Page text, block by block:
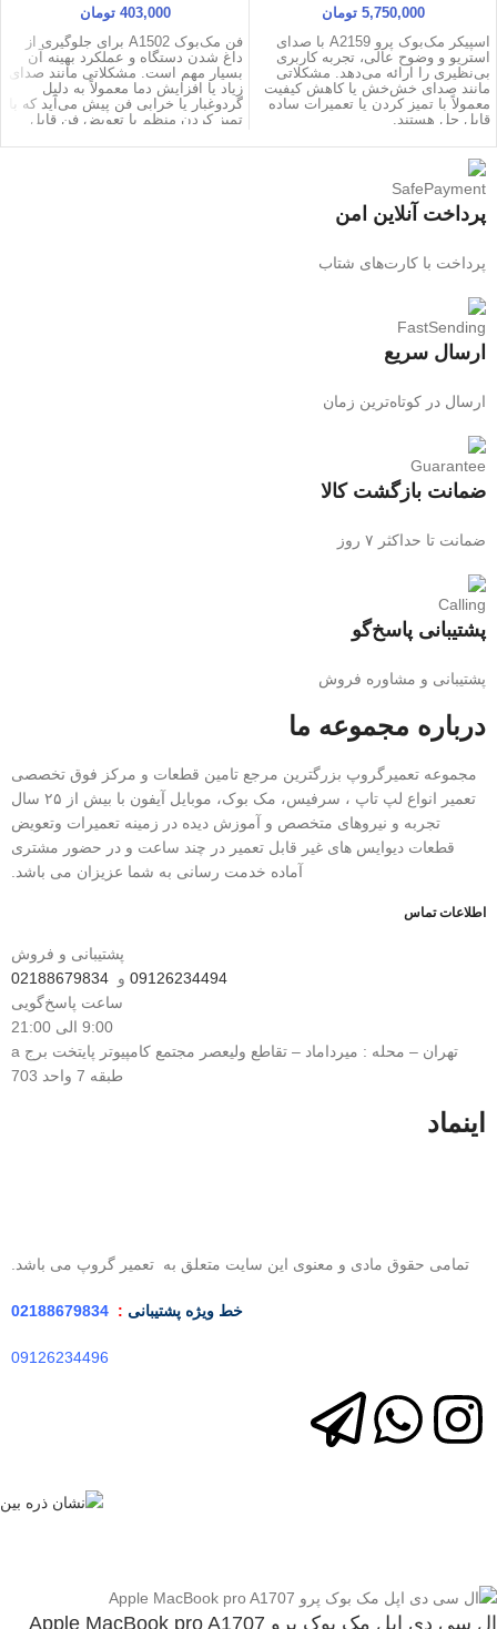
5,750,000 تومان
اسپیکر مک‌بوک پرو A2159 با صدای
استریو و وضوح عالی، تجربه کاربری
بی‌نظیری را ارائه می‌دهد. مشکلاتی
مانند صدای خش‌خش یا کاهش کیفیت
معمولاً با تمیز کردن یا تعمیرات ساده
قابل حل هستند.
403,000 تومان
فن مک‌بوک A1502 برای جلوگیری از
داغ شدن دستگاه و عملکرد بهینه آن
بسیار مهم است. مشکلاتی مانند صدای
زیاد یا افزایش دما معمولاً به دلیل
گردوغبار یا خرابی فن پیش می‌آید که با
تمیز کردن منظم یا تعویض فن قابل
پرداخت آنلاین امن
پرداخت با کارت‌های شتاب
ارسال سریع
ارسال در کوتاه‌ترین زمان
ضمانت بازگشت کالا
ضمانت تا حداکثر ۷ روز
پشتیبانی پاسخ‌گو
پشتیبانی و مشاوره فروش
درباره مجموعه ما
مجموعه تعمیرگروپ بزرگترین مرجع تامین قطعات و مرکز فوق تخصصی
تعمیر انواع لپ تاپ ، سرفیس، مک بوک، موبایل آیفون با بیش از ۲۵ سال
تجربه و نیرو‌های متخصص و آموزش دیده در زمینه تعمیرات وتعویض
قطعات دیوایس های غیر قابل تعمیر در چند ساعت و در حضور مشتری
آماده خدمت رسانی به شما عزیزان می باشد.
اطلاعات تماس
پشتیبانی و فروش
09126234494 و
ساعت پاسخ‌گویی
9:00 الی 21:00
تهران – محله : میرداماد – تقاطع ولیعصر مجتمع کامپیوتر پایتخت برج a
طبقه 7 واحد 703
اینماد
تمامی حقوق مادی و معنوی این سایت متعلق به تعمیر گروپ می باشد.
خط ویژه پشتیبانی :
02188679834
09126234496
ال سی دی اپل مک بوک پرو Apple MacBook pro A1707